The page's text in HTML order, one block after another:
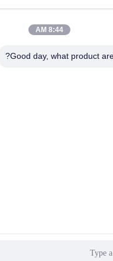
8:44 AM
Good day, what product